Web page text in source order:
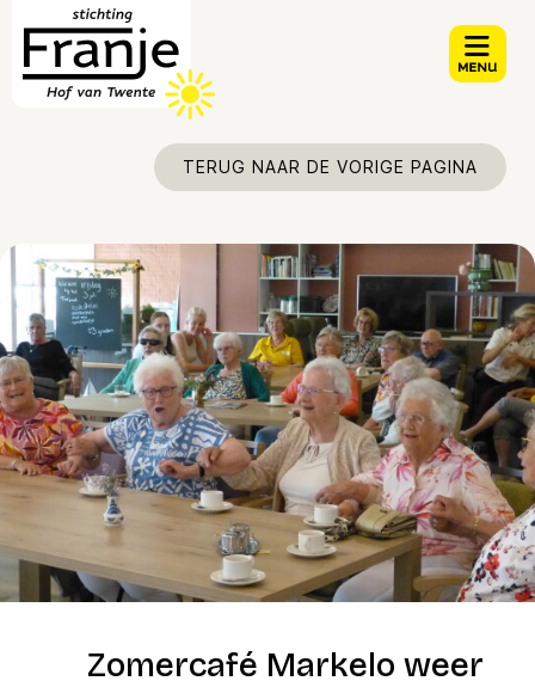
TERUG NAAR DE VORIGE PAGINA
Zomercafé Markelo weer